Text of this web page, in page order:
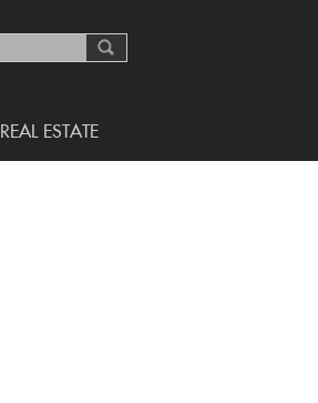
REAL ESTATE